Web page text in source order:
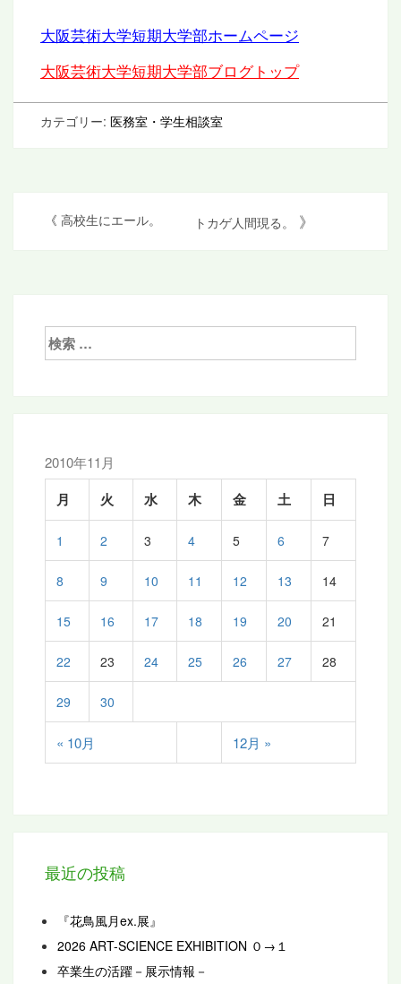
大阪芸術大学短期大学部ホームページ
大阪芸術大学短期大学部ブログトップ
カテゴリー: 医務室・学生相談室
《 高校生にエール。 トカゲ人間現る。 》
検
索:
2010年11月
月 火 水 木 金 土 日
« 10月 12月 »
1 2 3 4 5 6 7
8 9 10 11 12 13 14
15 16 17 18 19 20 21
22 23 24 25 26 27 28
29 30
最近の投稿
『花鳥風月ex.展』
2026 ART-SCIENCE EXHIBITION ０→１
卒業生の活躍－展示情報－